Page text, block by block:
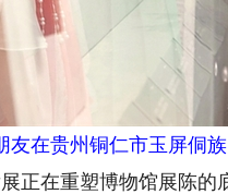
在贵州铜仁市玉屏侗族
在重塑博物馆展陈的